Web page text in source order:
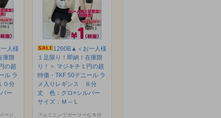
人様
庫限
の超
ル ラ
０分
バー
ージ、
1260B▲＜お一人様
１足限り！即納！在庫限
り！＞ マジキチ１円の超
特価・TKF 50デニール ラ
メ入りレギンス ８分
丈 色：クロ×シルバー
サイズ：Ｍ～Ｌ
フェミニンでガーリーな８分